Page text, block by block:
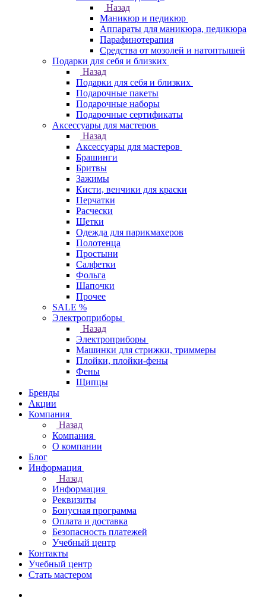
Назад
Маникюр и педикюр
Аппараты для маникюра, педикюра
Парафинотерапия
Средства от мозолей и натоптышей
Подарки для себя и близких
Назад
Подарки для себя и близких
Подарочные пакеты
Подарочные наборы
Подарочные сертификаты
Аксессуары для мастеров
Назад
Аксессуары для мастеров
Брашинги
Бритвы
Зажимы
Кисти, венчики для краски
Перчатки
Расчески
Щетки
Одежда для парикмахеров
Полотенца
Простыни
Салфетки
Фольга
Шапочки
Прочее
SALE %
Электроприборы
Назад
Электроприборы
Машинки для стрижки, триммеры
Плойки, плойки-фены
Фены
Щипцы
Бренды
Акции
Компания
Назад
Компания
О компании
Блог
Информация
Назад
Информация
Реквизиты
Бонусная программа
Оплата и доставка
Безопасность платежей
Учебный центр
Контакты
Учебный центр
Стать мастером